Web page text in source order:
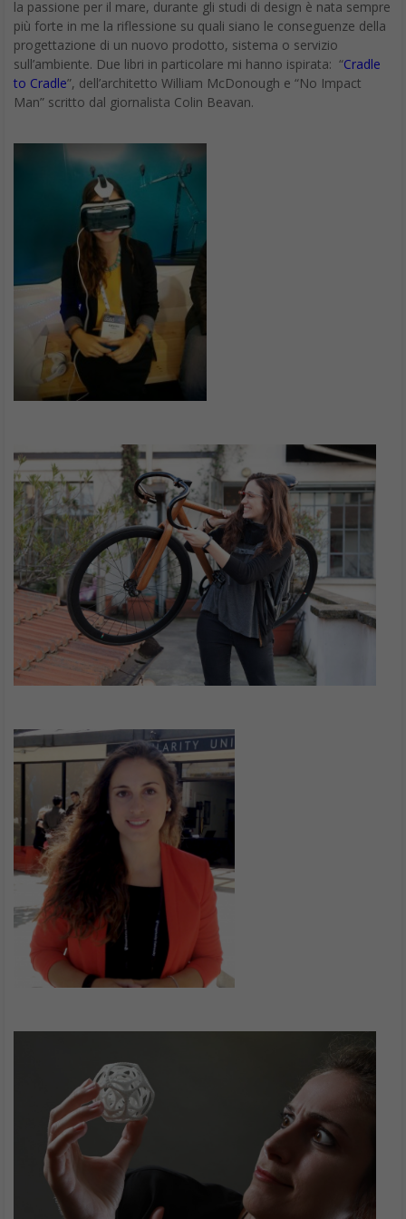
la passione per il mare, durante gli studi di design è nata sempre
più forte in me la riflessione su quali siano le conseguenze della
progettazione di un nuovo prodotto, sistema o servizio
sull’ambiente. Due libri in particolare mi hanno ispirata: “Cradle
to Cradle”, dell’architetto William McDonough e “No Impact
Man” scritto dal giornalista Colin Beavan.